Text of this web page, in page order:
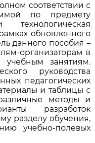
соответствии с
по предмету
обновленного
данного пособия –
организаторам в
учебным занятиям.
руководства
педагогических
и таблицы с
методы и
разработок
разделу обучения,
учебно-полевых